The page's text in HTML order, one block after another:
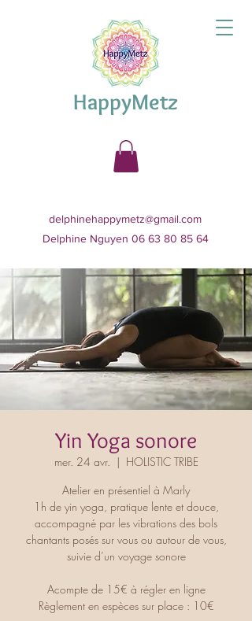
HappyMetz
delphinehappymetz@gmail.com
Delphine Nguyen 06 63 80 85 64
Yin Yoga sonore
mer. 24 avr.
  |
HOLISTIC TRIBE
Atelier en présentiel à Marly
1h de yin yoga, pratique lente et douce,
accompagné par les vibrations des bols
chantants posés sur vous ou autour de vous,
suivie d’un voyage sonore
Acompte de 15€ à régler en ligne
Règlement en espèces sur place : 10€